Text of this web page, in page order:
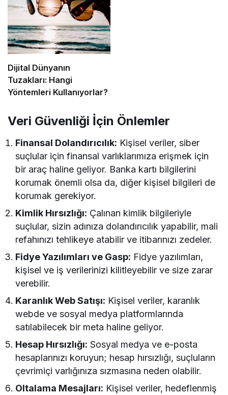
Dijital Dünyanın
Tuzakları: Hangi
Yöntemleri Kullanıyorlar?
Veri Güvenliği İçin Önlemler
Finansal Dolandırıcılık: Kişisel veriler, siber
suçlular için finansal varlıklarımıza erişmek için
bir araç haline geliyor. Banka kartı bilgilerini
korumak önemli olsa da, diğer kişisel bilgileri de
korumak gerekiyor.
Kimlik Hırsızlığı: Çalınan kimlik bilgileriyle
suçlular, sizin adınıza dolandırıcılık yapabilir, mali
refahınızı tehlikeye atabilir ve itibarınızı zedeler.
Fidye Yazılımları ve Gasp: Fidye yazılımları,
kişisel ve iş verilerinizi kilitleyebilir ve size zarar
verebilir.
Karanlık Web Satışı: Kişisel veriler, karanlık
webde ve sosyal medya platformlarında
satılabilecek bir meta haline geliyor.
Hesap Hırsızlığı: Sosyal medya ve e-posta
hesaplarınızı koruyun; hesap hırsızlığı, suçluların
çevrimiçi varlığınıza sızmasına neden olabilir.
Oltalama Mesajları: Kişisel veriler, hedeflenmiş